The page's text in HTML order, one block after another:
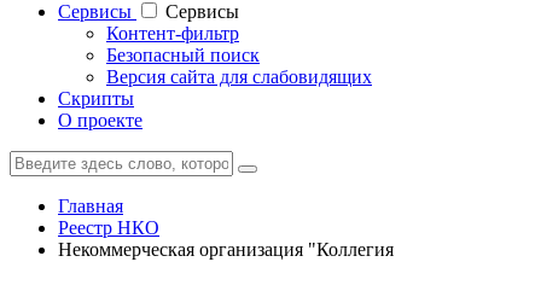
Cервисы
Cервисы
Контент-фильтр
Безопасный поиск
Версия сайта для слабовидящих
Скрипты
О проекте
Главная
Реестр НКО
Некоммерческая организация "Коллегия